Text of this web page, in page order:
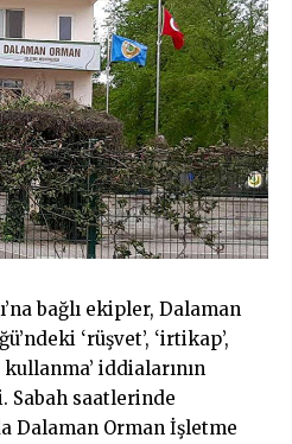
bağlı ekipler, Dalaman
‘rüşvet’, ‘irtikap’,
iddialarının
Sabah saatlerinde
Dalaman Orman İşletme